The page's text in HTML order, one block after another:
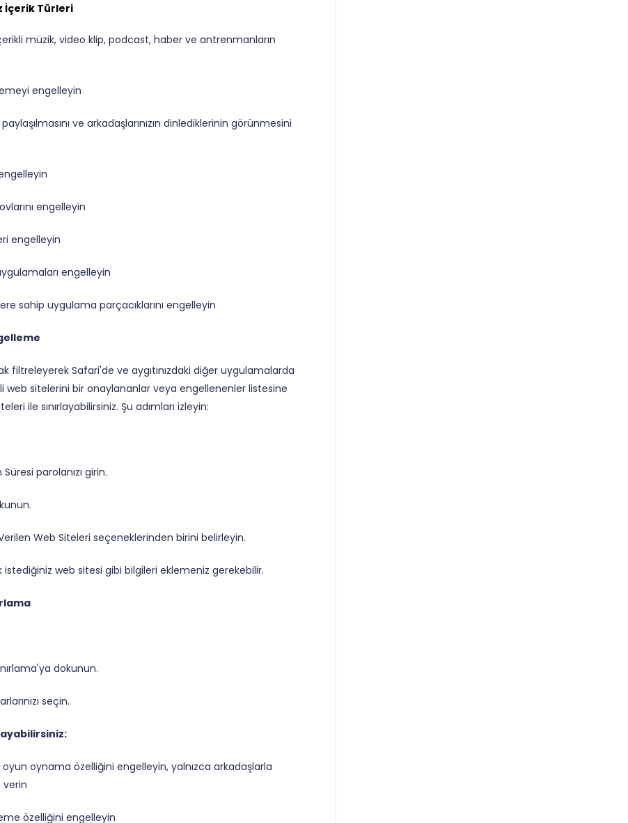
İçerik Türleri
müzik, video klip, podcast, haber ve antrenmanların
engelleyin
ve arkadaşlarınızın dinlediklerinin görünmesini
engelleyin
engelleyin
engelleyin
sahip uygulama parçacıklarını engelleyin
filtreleyerek Safari'de ve aygıtınızdaki diğer uygulamalarda
web sitelerini bir onaylananlar veya engellenenler listesine
ile sınırlayabilirsiniz. Şu adımları izleyin:
parolanızı girin.
Verilen Web Siteleri seçeneklerinden birini belirleyin.
istediğiniz web sitesi gibi bilgileri eklemeniz gerekebilir.
dokunun.
seçin.
oynama özelliğini engelleyin, yalnızca arkadaşlarla
verin
özelliğini engelleyin